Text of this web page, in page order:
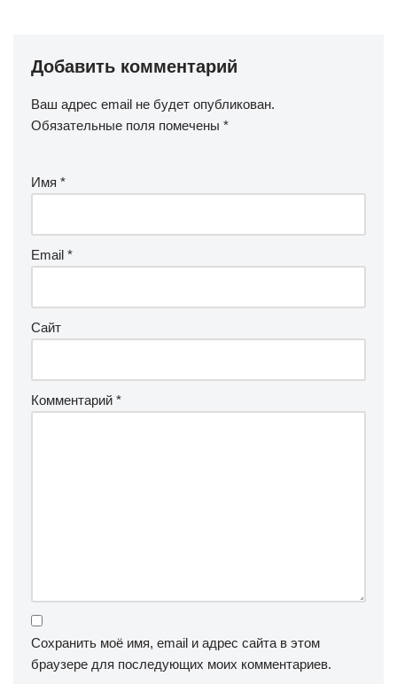
Добавить комментарий
Ваш адрес email не будет опубликован.
Обязательные поля помечены *
Имя *
Email *
Сайт
Комментарий *
Сохранить моё имя, email и адрес сайта в этом
браузере для последующих моих комментариев.